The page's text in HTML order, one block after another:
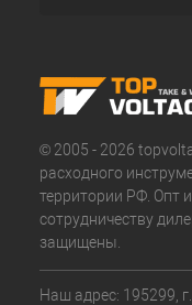
© 2005 - 2026
расходного
территории РФ. Опт
сотрудничеству
защищены.
Наш адрес: 195299,